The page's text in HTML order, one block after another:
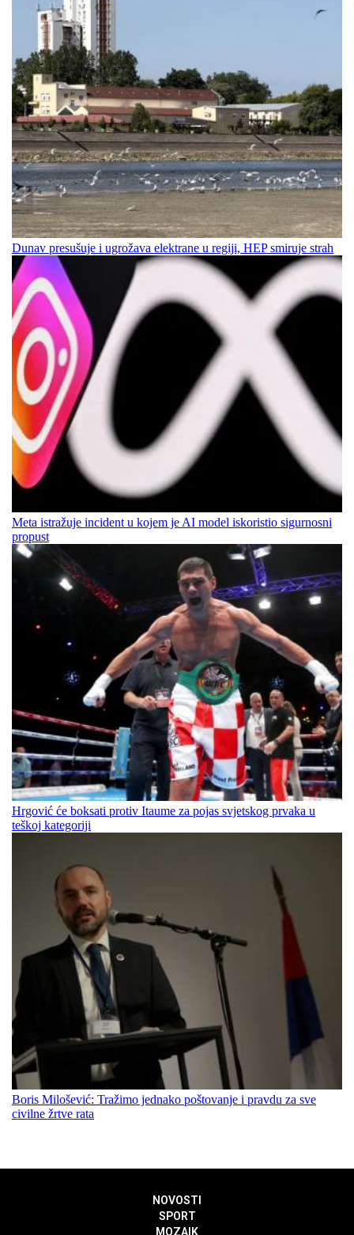
Dunav presušuje i ugrožava elektrane u regiji, HEP smiruje strah
Meta istražuje incident u kojem je AI model iskoristio sigurnosni
propust
Hrgović će boksati protiv Itaume za pojas svjetskog prvaka u
teškoj kategoriji
Boris Milošević: Tražimo jednako poštovanje i pravdu za sve
civilne žrtve rata
NOVOSTI
SPORT
MOZAIK